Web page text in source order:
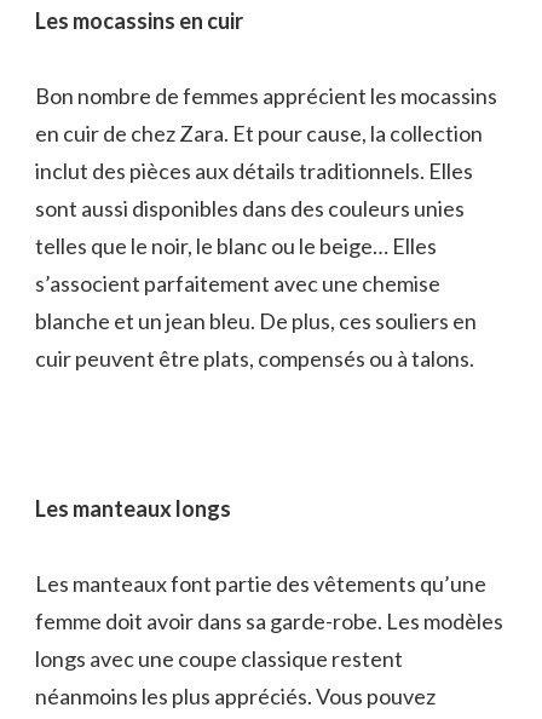
Les mocassins en cuir
Bon nombre de femmes apprécient les mocassins
en cuir de chez Zara. Et pour cause, la collection
inclut des pièces aux détails traditionnels. Elles
sont aussi disponibles dans des couleurs unies
telles que le noir, le blanc ou le beige… Elles
s’associent parfaitement avec une chemise
blanche et un jean bleu. De plus, ces souliers en
cuir peuvent être plats, compensés ou à talons.
Les manteaux longs
Les manteaux font partie des vêtements qu’une
femme doit avoir dans sa garde-robe. Les modèles
longs avec une coupe classique restent
néanmoins les plus appréciés. Vous pouvez